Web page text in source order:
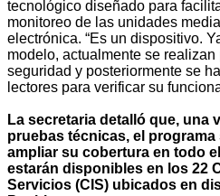
tecnológico diseñado para
monitoreo de las unidades
electrónica. “Es un dispositivo.
modelo, actualmente se
seguridad y posteriormente se
lectores para verificar su
La secretaria detalló que, una
pruebas técnicas, el
ampliar su cobertura en todo
estarán disponibles en los 22
Servicios (CIS) ubicados en